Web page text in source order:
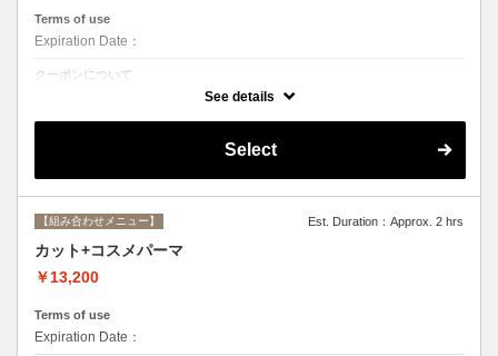
Terms of use
Expiration Date：
クーポンについて
カットと根元２cmまでのカラー。シャンプー、ブロー込み
See details
Select
【組み合わせメニュー】 Est. Duration：Approx. 2 hrs
カット+コスメパーマ
￥13,200
Terms of use
Expiration Date：